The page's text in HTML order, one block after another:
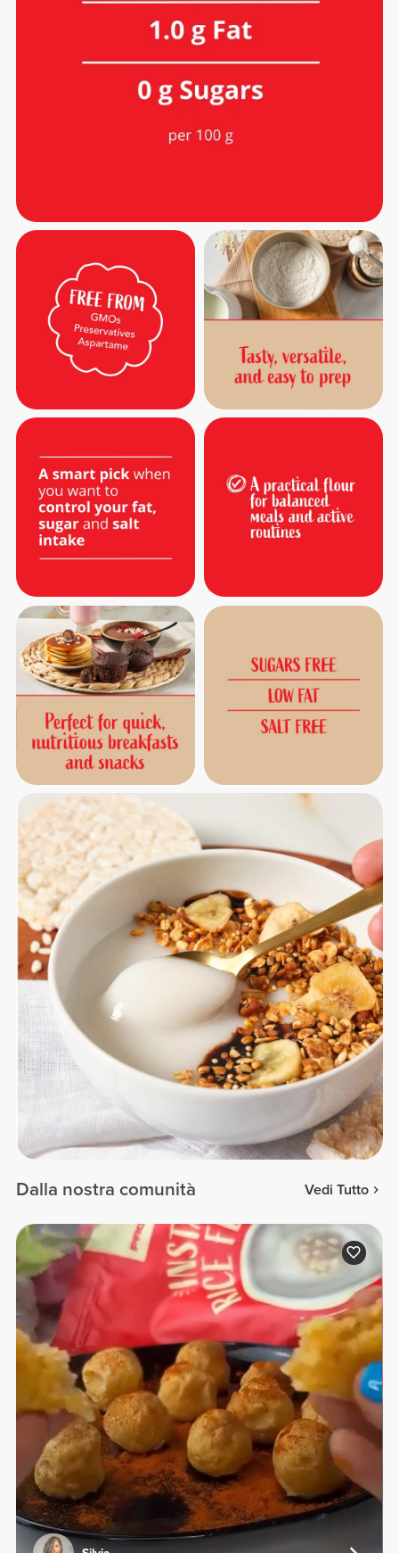
Dalla nostra comunità Vedi Tutto